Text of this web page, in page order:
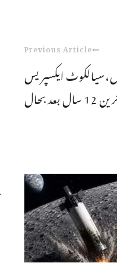
Previous Article
ایکسپریس
سال بعد بحال